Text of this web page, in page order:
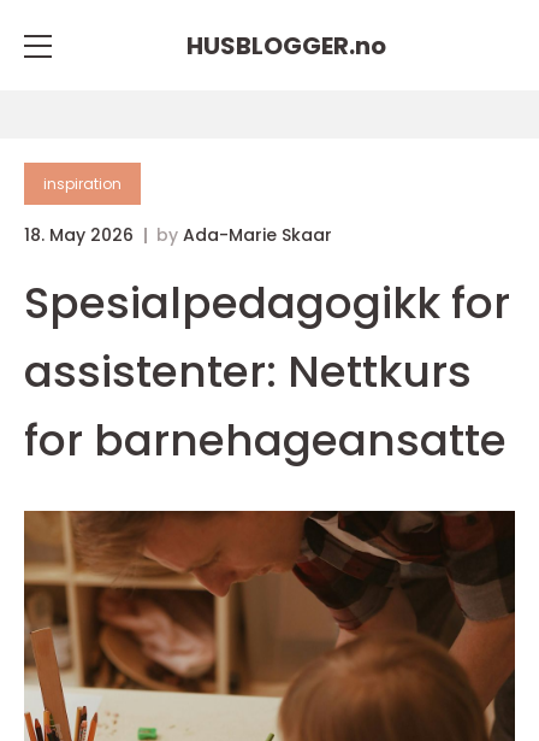
HUSBLOGGER.no
inspiration
18. May 2026 by Ada-Marie Skaar
Spesialpedagogikk for
assistenter: Nettkurs
for barnehageansatte